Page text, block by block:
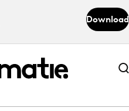
Download
Abonneer nu
Abonneer nu